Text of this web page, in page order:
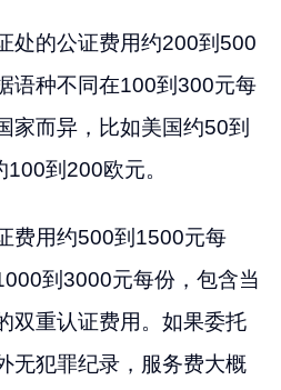
处的公证费用约200到500
语种不同在100到300元每
家而异，比如美国约50到
到200欧元。
费用约500到1500元每
到3000元每份，包含当
双重认证费用。如果委托
无犯罪纪录，服务费大概